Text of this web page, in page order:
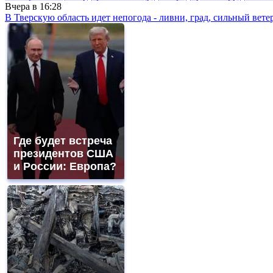
Вчера в 16:28
В Тверскую область идет непогода - ливни, град, сильный
Где будет встреча
президентов США
и России: Европа?